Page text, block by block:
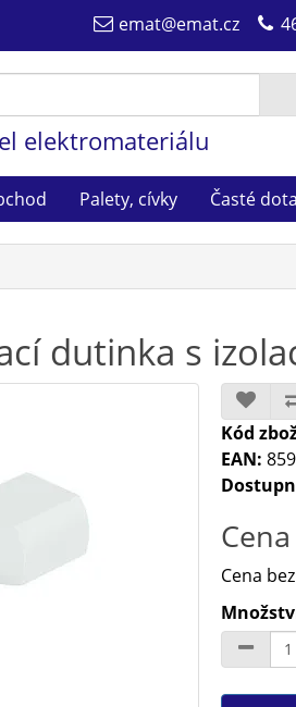
emat@emat.cz
elektromateriálu
Palety, cívky Časté
dutinka s
Kód
EAN:
Cena